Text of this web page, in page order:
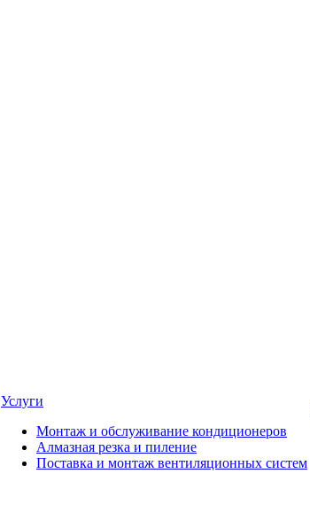
Услуги
Монтаж и обслуживание кондиционеров
Алмазная резка и пиление
Поставка и монтаж вентиляционных систем